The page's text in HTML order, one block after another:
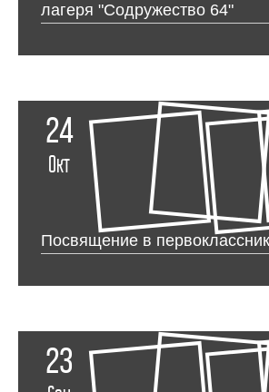
лагеря "Содружество 64"
24
Окт
Посвящение в
23